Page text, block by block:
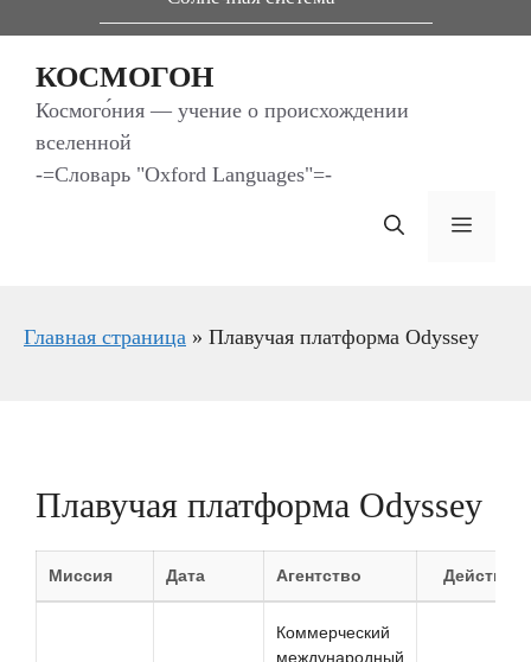
КОСМОГОН
Космого́ния — учение о происхождении
вселенной
-=Словарь "Oxford Languages"=-
Меню
Главная страница » Плавучая платформа Odyssey
Плавучая платформа Odyssey
Миссия Дата Агентство Действие
Коммерческий
международный